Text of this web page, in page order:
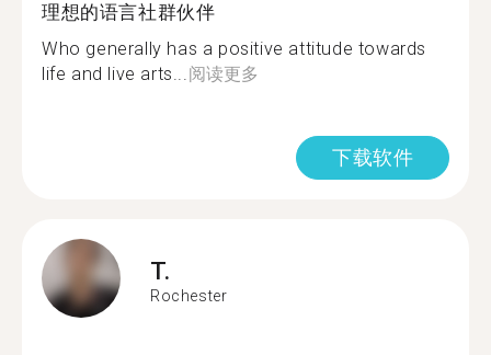
理想的语言社群伙伴
Who generally has a positive attitude towards
life and live arts...阅读更多
下载软件
T.
Rochester